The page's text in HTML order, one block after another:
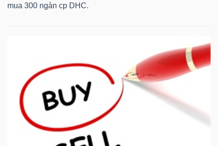
mua 300 ngàn cp DHC.
(-)
Sách